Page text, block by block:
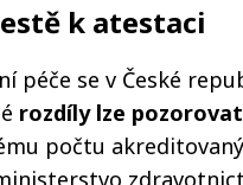
k atestaci
péče se v České
rozdíly lze
počtu